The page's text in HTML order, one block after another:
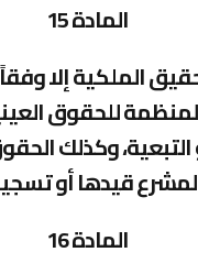
المادة 15
الملكية إلا
للحقوق
التبعية، وكذلك
قيدها أو
المادة 16